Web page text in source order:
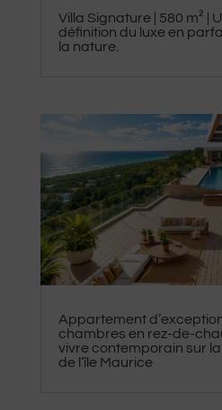
​Villa Signature | 580 m² |
définition du luxe en
la nature.
Appartement
chambres en rez-de-
vivre contemporain sur
de l’île Maurice